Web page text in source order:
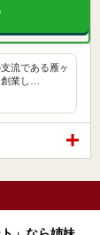
流である雁ヶ
業し…